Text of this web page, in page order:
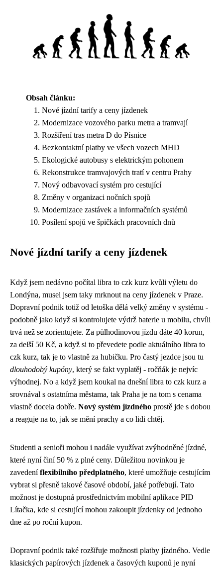
Obsah článku:
Nové jízdní tarify a ceny jízdenek
Modernizace vozového parku metra a tramvají
Rozšíření tras metra D do Písnice
Bezkontaktní platby ve všech vozech MHD
Ekologické autobusy s elektrickým pohonem
Rekonstrukce tramvajových tratí v centru Prahy
Nový odbavovací systém pro cestující
Změny v organizaci nočních spojů
Modernizace zastávek a informačních systémů
Posílení spojů ve špičkách pracovních dnů
Nové jízdní tarify a ceny jízdenek
Když jsem nedávno počítal libra to czk kurz kvůli výletu do
Londýna, musel jsem taky mrknout na ceny jízdenek v Praze.
Dopravní podnik totiž od letoška dělá velký změny v systému -
podobně jako když si kontrolujete výdrž baterie u mobilu, chvíli
trvá než se zorientujete. Za půlhodinovou jízdu dáte 40 korun,
za delší 50 Kč, a když si to převedete podle aktuálního libra to
czk kurz, tak je to vlastně za hubičku. Pro častý jezdce jsou tu
dlouhodobý kupóny, který se fakt vyplatěj - ročňák je nejvíc
výhodnej. No a když jsem koukal na dnešní libra to czk kurz a
srovnával s ostatníma městama, tak Praha je na tom s cenama
vlastně docela dobře. Nový systém jízdného prostě jde s dobou
a reaguje na to, jak se mění prachy a co lidi chtěj.
Studenti a senioři mohou i nadále využívat zvýhodněné jízdné,
které nyní činí 50 % z plné ceny. Důležitou novinkou je
zavedeníflexibilního předplatného, které umožňuje cestujícím
vybrat si přesně takové časové období, jaké potřebují. Tato
možnost je dostupná prostřednictvím mobilní aplikace PID
Lítačka, kde si cestující mohou zakoupit jízdenky od jednoho
dne až po roční kupon.
Dopravní podnik také rozšiřuje možnosti platby jízdného. Vedle
klasických papírových jízdenek a časových kuponů je nyní